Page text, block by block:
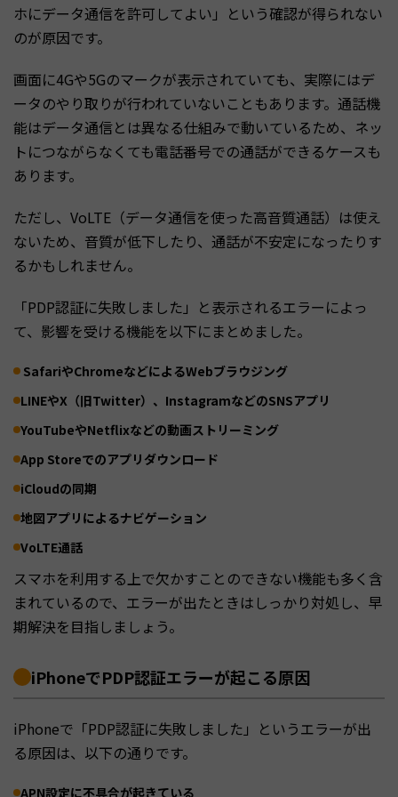
ホにデータ通信を許可してよい」という確認が得られない
のが原因です。
画面に4Gや5Gのマークが表示されていても、実際にはデ
ータのやり取りが行われていないこともあります。通話機
能はデータ通信とは異なる仕組みで動いているため、ネッ
トにつながらなくても電話番号での通話ができるケースも
あります。
ただし、VoLTE（データ通信を使った高音質通話）は使え
ないため、音質が低下したり、通話が不安定になったりす
るかもしれません。
「PDP認証に失敗しました」と表示されるエラーによっ
て、影響を受ける機能を以下にまとめました。
SafariやChromeなどによるWebブラウジング
LINEやX（旧Twitter）、InstagramなどのSNSアプリ
YouTubeやNetflixなどの動画ストリーミング
App Storeでのアプリダウンロード
iCloudの同期
地図アプリによるナビゲーション
VoLTE通話
スマホを利用する上で欠かすことのできない機能も多く含
まれているので、エラーが出たときはしっかり対処し、早
期解決を目指しましょう。
iPhoneでPDP認証エラーが起こる原因
iPhoneで「PDP認証に失敗しました」というエラーが出
る原因は、以下の通りです。
APN設定に不具合が起きている